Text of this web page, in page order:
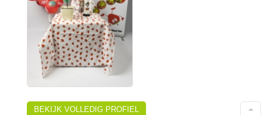
BEKIJK VOLLEDIG PROFIEL